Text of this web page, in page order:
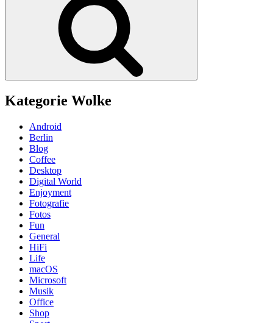
Kategorie Wolke
Android
Berlin
Blog
Coffee
Desktop
Digital World
Enjoyment
Fotografie
Fotos
Fun
General
HiFi
Life
macOS
Microsoft
Musik
Office
Shop